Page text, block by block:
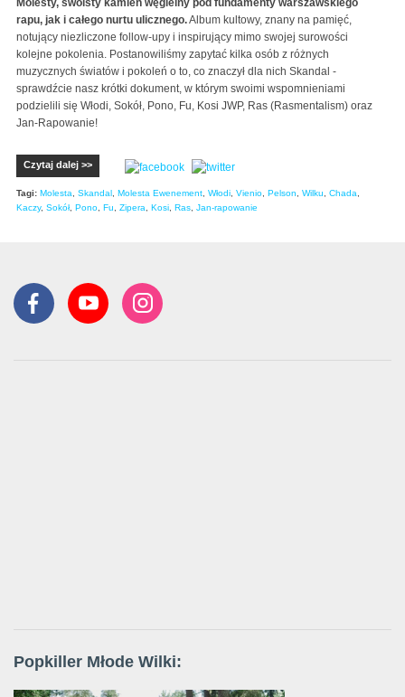
rapu, jak i całego nurtu ulicznego.Album kultowy, znany na pamięć,
notujący niezliczone follow-upy i inspirujący mimo swojej surowości
kolejne pokolenia. Postanowiliśmy zapytać kilka osób z różnych
muzycznych światów i pokoleń o to, co znaczył dla nich Skandal -
sprawdźcie nasz krótki dokument, w którym swoimi wspomnieniami
podzielili się Włodi, Sokół, Pono, Fu, Kosi JWP, Ras (Rasmentalism) oraz
Jan-Rapowanie!
Czytaj dalej >>
Tagi: Molesta Skandal Molesta Ewenement Włodi Vienio Pelson Wilku Chada
Kaczy, Sokół, Pono Fu Zipera Kosi Ras Jan-rapowanie
Popkiller Młode Wilki: